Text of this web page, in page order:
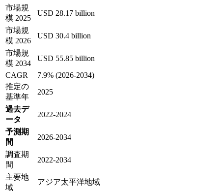
市場規
模 2025
USD 28.17 billion
市場規
模 2026
USD 30.4 billion
市場規
模 2034
USD 55.85 billion
CAGR
7.9% (2026-2034)
推定の
基準年
2025
過去デ
ータ
2022-2024
予測期
間
2026-2034
調査期
間
2022-2034
主要地
域
アジア太平洋地域